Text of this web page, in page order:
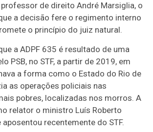
de direito André Marsiglia, o
a decisão fere o regimento interno
o princípio do juiz natural.
a ADPF 635 é resultado de uma
PSB, no STF, a partir de 2019, em
a forma como o Estado do Rio de
as operações policiais nas
pobres, localizadas nos morros. A
relator o ministro Luís Roberto
aposentou recentemente do STF.